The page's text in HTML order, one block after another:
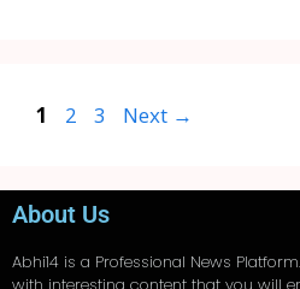
1 2 3 Next →
About Us
Abhi14 is a Professional News
with interesting content that you will